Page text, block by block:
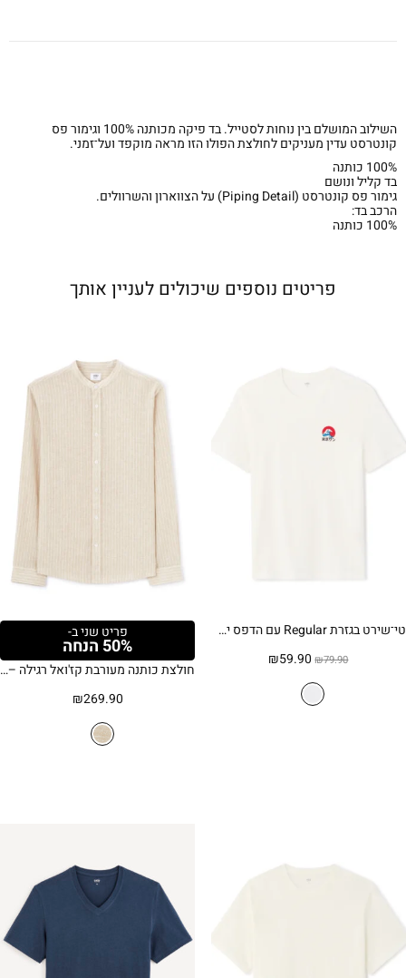
השילוב המושלם בין נוחות לסטייל. בד פיקה מכותנה 100% וגימור פס
קונטרסט עדין מעניקים לחולצת הפולו הזו מראה מוקפד ועל־זמני.
100% כותנה
בד קליל ונושם
גימור פס קונטרסט (Piping Detail) על הצווארון והשרוולים.
הרכב בד:
100% כותנה
פריטים נוספים שיכולים לעניין אותך
טי־שירט בגזרת Regular עם הדפס יפני – לבן
₪79.90
המחיר
היה:
₪59.90 המחיר
פריט שני ב-
50% הנחה
חולצת כותנה מעורבת קז'ואל רגילה – בז
₪269.90